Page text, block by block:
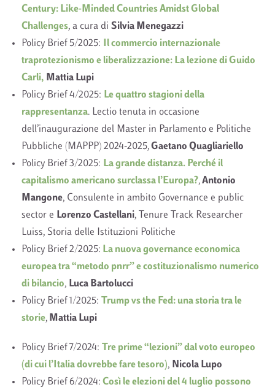
Century: Like-Minded Countries Amidst Global
Challenges, a cura di Silvia Menegazzi
Policy Brief 5/2025:
Il commercio internazionale
traprotezionismo e liberalizzazione: La lezione di Guido
Carli, Mattia Lupi
Policy Brief 4/2025: Le quattro stagioni della
rappresentanza. Lectio tenuta in occasione
dell’inaugurazione del Master in Parlamento e Politiche
Pubbliche (MAPPP) 2024-2025,Gaetano Quagliariello
Policy Brief 3/2025: La grande distanza. Perché il
capitalismo americano surclassa l’Europa?,Antonio
Mangone, Consulente in ambito Governance e public
sector e Lorenzo Castellani, Tenure Track Researcher
Luiss, Storia delle Istituzioni Politiche
Policy Brief 2/2025: La nuova governance economica
europea tra “metodo pnrr” e costituzionalismo numerico
di bilancio, Luca Bartolucci
Policy Brief 1/2025:
Trump vs the Fed: una storia tra le
storie,Mattia Lupi
Policy Brief 7/2024:
Tre prime “lezioni” dal voto europeo
(di cui l’Italia dovrebbe fare tesoro), Nicola Lupo
Policy Brief 6/2024: Così le elezioni del 4 luglio possono